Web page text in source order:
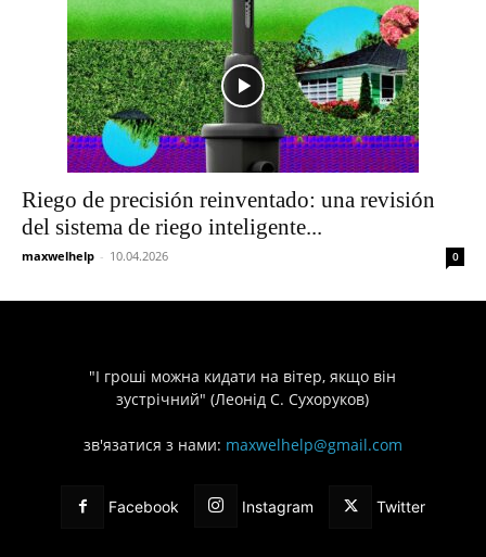
Riego de precisión reinventado: una revisión
del sistema de riego inteligente...
maxwelhelp - 10.04.2026 0
"І гроші можна кидати на вітер, якщо він
зустрічний" (Леонід С. Сухоруков)
зв'язатися з нами: maxwelhelp@gmail.com
Facebook Instagram Twitter